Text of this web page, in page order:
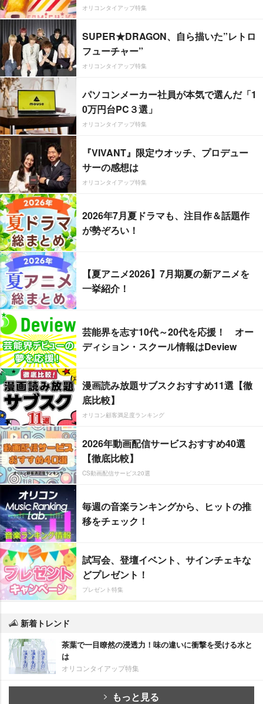
オリコンタイアップ特集
SUPER★DRAGON、自ら描いた”レトロ
フューチャー”
オリコンタイアップ特集
パソコンメーカー社員が本気で選んだ「1
0万円台PC３選」
オリコンタイアップ特集
『VIVANT』限定ウオッチ、プロデュー
サーの感想は
オリコンタイアップ特集
2026年7月夏ドラマも、注目作＆話題作
が勢ぞろい！
【夏アニメ2026】7月期夏の新アニメを
一挙紹介！
芸能界を志す10代～20代を応援！ オー
ディション・スクール情報はDeview
漫画読み放題サブスクおすすめ11選【徹
底比較】
オリコン顧客満足度ランキング
2026年動画配信サービスおすすめ40選
【徹底比較】
CS動画配信サービス20選
毎週の音楽ランキングから、ヒットの推
移をチェック！
試写会、登壇イベント、サインチェキな
どプレゼント！
プレゼント特集
新着トレンド
茶葉で一目瞭然の浸透力！味の違いに衝撃を受ける水と
は
オリコンタイアップ特集
もっと見る